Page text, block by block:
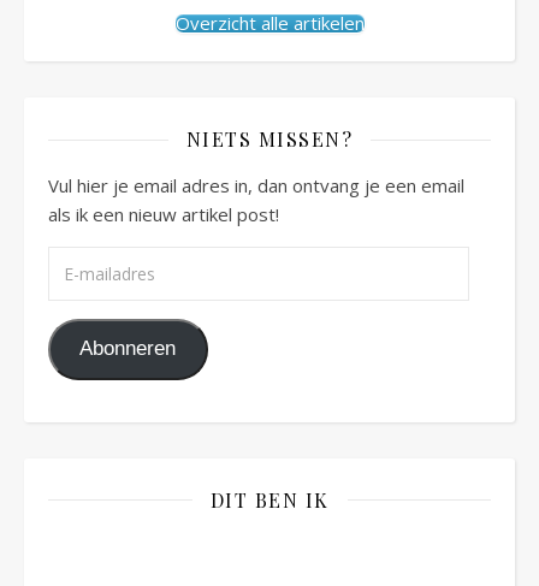
Overzicht alle artikelen
NIETS MISSEN?
Vul hier je email adres in, dan ontvang je een email
als ik een nieuw artikel post!
Abonneren
DIT BEN IK